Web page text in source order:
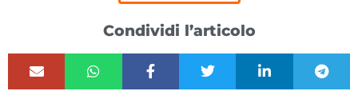
Condividi l’articolo